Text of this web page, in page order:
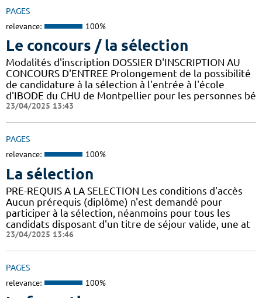
PAGES
relevance: 100%
Le concours / la sélection
Modalités d'inscription DOSSIER D'INSCRIPTION AU
CONCOURS D'ENTREE Prolongement de la possibilité
de candidature à la sélection à l'entrée à l'école
d'IBODE du CHU de Montpellier pour les personnes bé
23/04/2025 13:43
PAGES
relevance: 100%
La sélection
PRE-REQUIS A LA SELECTION Les conditions d'accès
Aucun prérequis (diplôme) n'est demandé pour
participer à la sélection, néanmoins pour tous les
candidats disposant d'un titre de séjour valide, une at
23/04/2025 13:46
PAGES
relevance: 100%